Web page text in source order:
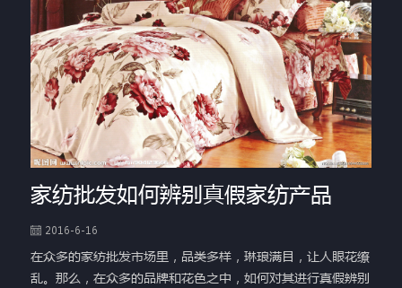
家纺批发如何辨别真假家纺产品
2016-6-16
在众多的家纺批发市场里，品类多样，琳琅满目，让人眼花缭
乱。那么，在众多的品牌和花色之中，如何对其进行真假辨别